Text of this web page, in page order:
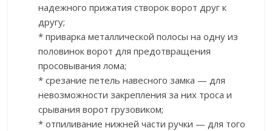
надежного прижатия створок ворот друг к
другу;
* приварка металлической полосы на одну из
половинок ворот для предотвращения
просовывания лома;
* срезание петель навесного замка — для
невозможности закрепления за них троса и
срывания ворот грузовиком;
* отпиливание нижней части ручки — для того